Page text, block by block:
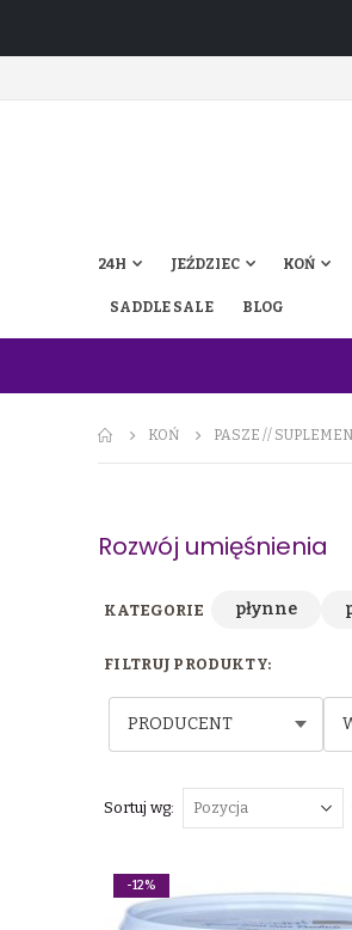
24H JEŹDZIEC KOŃ
SADDLE SALE BLOG
KOŃ PASZE //
Rozwój umięśnienia
płynne
PRODUCENT
Sortuj wg
-12%